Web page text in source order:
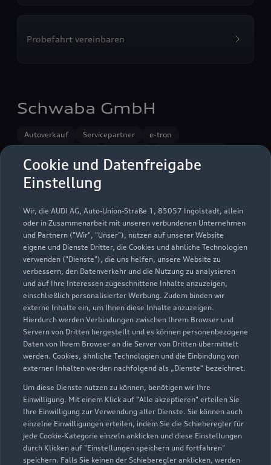
Cookie und Datenfreigabe
Einstellung
Wir, die AUDI AG, Auto-Union-Straße 1, 85057 Ingolstadt, allein
oder in Zusammenarbeit mit unseren verbundenen Unternehmen
und Partnern ("Wir", "Unser"), nutzen auf unserer Website
eigene und Dienste Dritter, die Cookies und ähnliche Technologien
verwenden ("Dienste"), die uns helfen, unsere Website zu
verbessern, den Datenverkehr und die Nutzung zu analysieren
und auf Ihre Interessen zugeschnittene Inhalte anzuzeigen,
einschließlich personalisierter Werbung. Zudem binden wir
externe Inhalte ein, um Ihnen diese Inhalte anzuzeigen.
Hierdurch werden Verbindungen zwischen Ihrem Browser und
Servern von Dritten hergestellt und es können personenbezogene
Daten von Ihrem Browser an die Server von Dritten übermittelt
werden. Cookies, ähnliche Technologien und die Einbindung von
externen Inhalten werden nachfolgend als „Dienste“ bezeichnet.
Um diese Dienste nutzen zu können, benötigen wir Ihre
Einwilligung. Mit einem Klick auf "Alle akzeptieren" erteilen Sie
Ihre Einwilligung zur Verwendung aller Dienste. Sie können auch
einzelne Einwilligungen erteilen, indem Sie die Schieberegler für
jede Cookie-Kategorie einzeln anklicken und diese Einstellungen
durch Klicken auf "Einstellungen speichern und fortfahren"
speichern. Falls Sie keinen der Schieberegler anklicken, werden
Probefahrt vereinbaren
Schwaba GmbH
Autoverkauf Servicepartner
e-tron
Eichleitnerstraße 11
86199 Augsburg
0821 570470
audiaugsburg@schwaba.de
Kontaktdaten herunterladen